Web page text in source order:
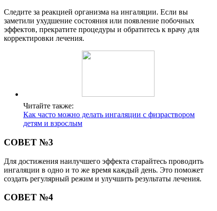
Следите за реакцией организма на ингаляции. Если вы
заметили ухудшение состояния или появление побочных
эффектов, прекратите процедуры и обратитесь к врачу для
корректировки лечения.
Читайте также:
Как часто можно делать ингаляции с физраствором
детям и взрослым
СОВЕТ №3
Для достижения наилучшего эффекта старайтесь проводить
ингаляции в одно и то же время каждый день. Это поможет
создать регулярный режим и улучшить результаты лечения.
СОВЕТ №4